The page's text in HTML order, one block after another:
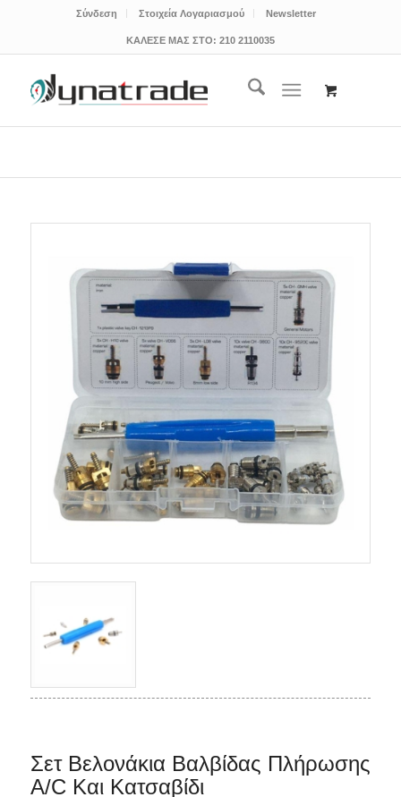
Σύνδεση Στοιχεία Λογαριασμού Newsletter
ΚΑΛΕΣΕ ΜΑΣ ΣΤΟ: 210 2110035
Σετ Βελονάκια Βαλβίδας Πλήρωσης
A/C Και Κατσαβίδι